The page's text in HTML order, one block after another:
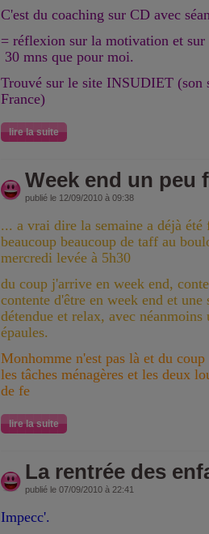
C'est du coaching sur CD avec
= réflexion sur la motivation et sur
30 mns que pour moi.
Trouvé sur le site INSUDIET (son
France)
lire la suite
Week end un peu
publié le 12/09/2010 à 09:38
... a vrai dire la semaine a déjà
beaucoup beaucoup de taff au
mercredi levée à 5h30
du coup j'arrive en week end,
contente d'être en week end et une
détendue et relax, avec
épaules.
Monhomme n'est pas là et du
les tâches ménagères et les deux
de fe
lire la suite
La rentrée des
publié le 07/09/2010 à 22:41
Impecc'.